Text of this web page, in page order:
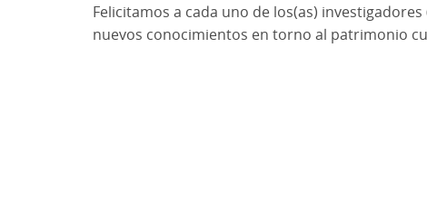
Felicitamos a cada uno de los(as)
nuevos conocimientos en torno al patrimonio